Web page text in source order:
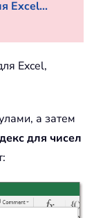
Excel...
Excel,
а затем
для чисел